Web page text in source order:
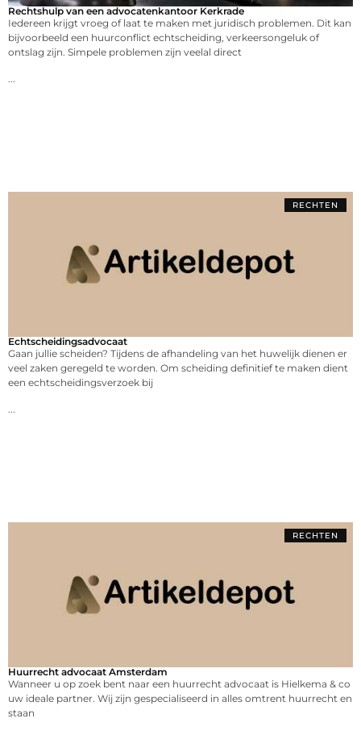
Rechtshulp van een advocatenkantoor Kerkrade
Iedereen krijgt vroeg of laat te maken met juridisch problemen. Dit kan
bijvoorbeeld een huurconflict echtscheiding, verkeersongeluk of
ontslag zijn. Simpele problemen zijn veelal direct
RECHTEN
Echtscheidingsadvocaat
Gaan jullie scheiden? Tijdens de afhandeling van het huwelijk dienen er
veel zaken geregeld te worden. Om scheiding definitief te maken dient
een echtscheidingsverzoek bij
RECHTEN
Huurrecht advocaat Amsterdam
Wanneer u op zoek bent naar een huurrecht advocaat is Hielkema & co
uw ideale partner. Wij zijn gespecialiseerd in alles omtrent huurrecht en
staan